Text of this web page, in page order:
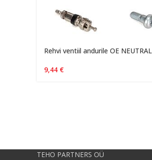
Rehvi ventiil andurile OE NEUTRAL
9,44 €
TEHO PARTNERS OÜ